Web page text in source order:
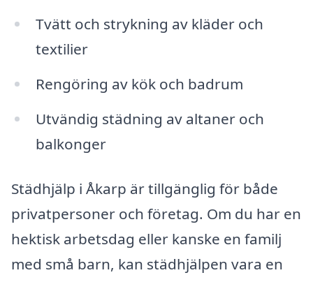
Tvätt och strykning av kläder och
textilier
Rengöring av kök och badrum
Utvändig städning av altaner och
balkonger
Städhjälp i Åkarp är tillgänglig för både
privatpersoner och företag. Om du har en
hektisk arbetsdag eller kanske en familj
med små barn, kan städhjälpen vara en